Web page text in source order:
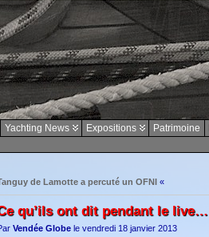
Yachting News Expositions Patrimoine
de Lamotte a percuté un OFNI «
qu’ils ont dit pendant le live…
Vendée Globe le vendredi 18 janvier 2013